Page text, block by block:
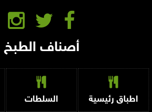
أصناف الطبخ
اطباق رئيسية السلطات